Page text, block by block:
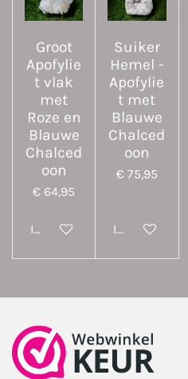
Groot
Apofylie
t vlak
met
Roze en
Blauwe
Chalced
oon
€ 64,95
In winkelwagen
Suiker
Hemel -
Apofylie
t met
Blauwe
Chalced
oon
€ 75,95
In